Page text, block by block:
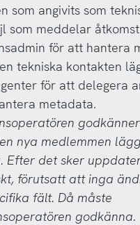
som angivits som
som meddelar
för att hantera
tekniska kontakten
för att delegera
metadata.
nya medlemmen
Efter det sker
förutsatt att inga
fält. Då måste
godkänna.